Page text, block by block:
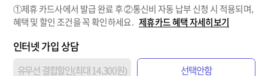
①제휴 카드사에서 발급 완료 후 ②통신비 자동 납부 신청 시 적용되며,
혜택 및 할인 조건을 꼭 확인하세요.
제휴카드 혜택 자세히보기
인터넷 가입 상담
유무선 결합할인(최대 14,300원) 선택안함